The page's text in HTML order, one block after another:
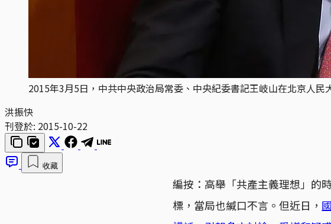
2015年3月5日，中共中央政治局常委、中央紀委書記王岐山在北京人民
洪振快
刊登於: 2015-10-22
收藏
編按：高舉「共產主義理想」的
標，當局也緘口不言。但近日，